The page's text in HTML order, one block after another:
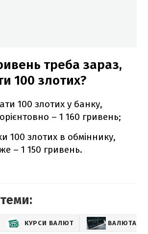
треба зараз,
100 злотих?
100 злотих у банку,
– 1 160 гривень;
100 злотих в обміннику,
– 1 150 гривень.
КУРСИ ВАЛЮТ ВАЛЮТА